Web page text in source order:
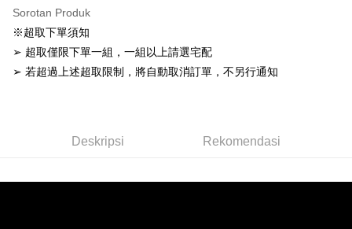
akhir pembayaran. Transaksi akan dianggap selesai setelah pembayaran
disahkan.
yang dikenakan adalah tertakluk kepada maklumat yang dinyatakan
akan dibatalkan secara automatik. Jika permohonan gagal pada
付款後7-11取貨，滿3000免運
NT$99/pesanan | Penghantaran percuma untuk pesanan
NT$3,000 atau lebih
NT$3,000 atau lebih
Sorotan Produk
※超取下單須知
➢ 超取僅限下單一組，一組以上請選宅配
➢ 若超過上述超取限制，將自動取消訂單，不另行通知
Deskripsi Rekomendasi